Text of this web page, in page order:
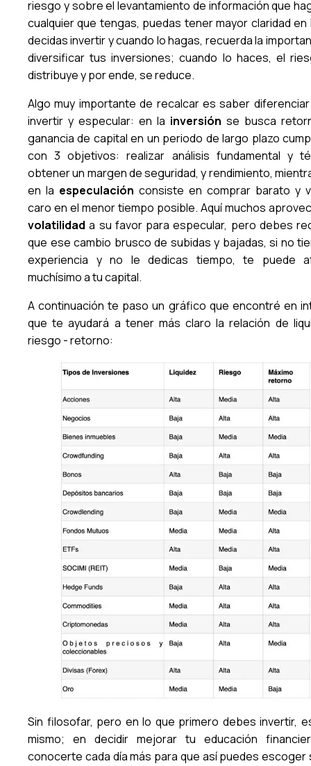
riesgo y sobre el levantamiento de información que
cualquier que tengas, puedas tener mayor claridad en
decidas invertir y cuando lo hagas, recuerda la
diversificar tus inversiones; cuando lo haces, el
distribuye y por ende, se reduce.
Algo muy importante de recalcar es saber
invertir y especular: en la inversión se busca
ganancia de capital en un periodo de largo plazo
con 3 objetivos: realizar análisis fundamental y
obtener un margen de seguridad, y rendimiento,
en la especulación consiste en comprar barato y
caro en el menor tiempo posible. Aquí muchos
volatilidad a su favor para especular, pero debes
que ese cambio brusco de subidas y bajadas, si no
experiencia y no le dedicas tiempo, te puede
muchísimo a tu capital.
A continuación te paso un gráfico que encontré en
que te ayudará a tener más claro la relación de
riesgo - retorno:
Sin filosofar, pero en lo que primero debes invertir,
mismo; en decidir mejorar tu educación
conocerte cada día más para que así puedes escoger